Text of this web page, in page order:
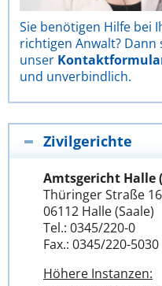
Sie benötigen Hilfe bei
richtigen Anwalt?
unser
und unverbindlich.
Zivilgerichte
Amtsgericht Halle
Thüringer Straße 16
06112 Halle (Saale)
Tel.: 0345/220-0
Fax.: 0345/220-5030
Höhere Instanzen: